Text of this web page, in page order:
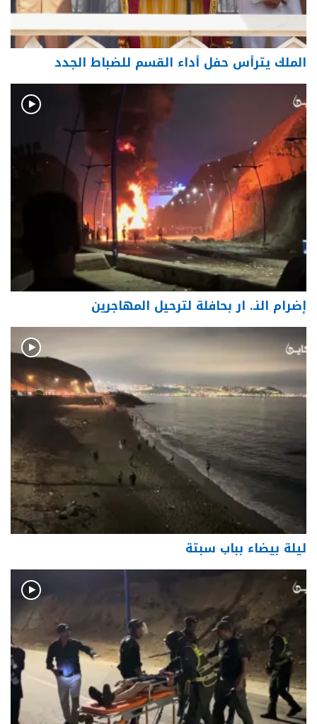
الملك يترأس حفل أداء القسم للضباط الجدد
إضرام النـ. ار بحافلة لترحيل المهاجرين
ليلة بيضاء بباب سبتة